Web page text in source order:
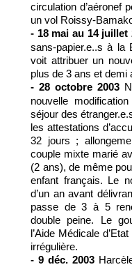
circulation d’aéronef
un vol Roissy-
- 18 mai au 14 juillet
sans-papier.e..s à la
voit attribuer un
plus de 3 ans et demi
- 28 octobre 2003
nouvelle
séjour des
les attestations
32 jours ;
couple mixte marié
(2 ans), de même
enfant français. Le
d’un an avant
passe de 3 à 5
double peine. Le
l’Aide Médicale
irrégulière.
- 9 déc. 2003